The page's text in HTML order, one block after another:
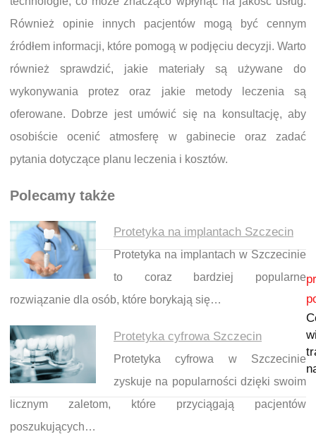
Również opinie innych pacjentów mogą być cennym
źródłem informacji, które pomogą w podjęciu decyzji. Warto
również sprawdzić, jakie materiały są używane do
wykonywania protez oraz jakie metody leczenia są
oferowane. Dobrze jest umówić się na konsultację, aby
osobiście ocenić atmosferę w gabinecie oraz zadać
pytania dotyczące planu leczenia i kosztów.
Polecamy także
Protetyka na implantach Szczecin
Protetyka na implantach w Szczecinie
to coraz bardziej popularne
rozwiązanie dla osób, które borykają się…
Protetyka cyfrowa Szczecin
Protetyka cyfrowa w Szczecinie
zyskuje na popularności dzięki swoim
licznym zaletom, które przyciągają pacjentów
poszukujących…
Nawigacja wpisu